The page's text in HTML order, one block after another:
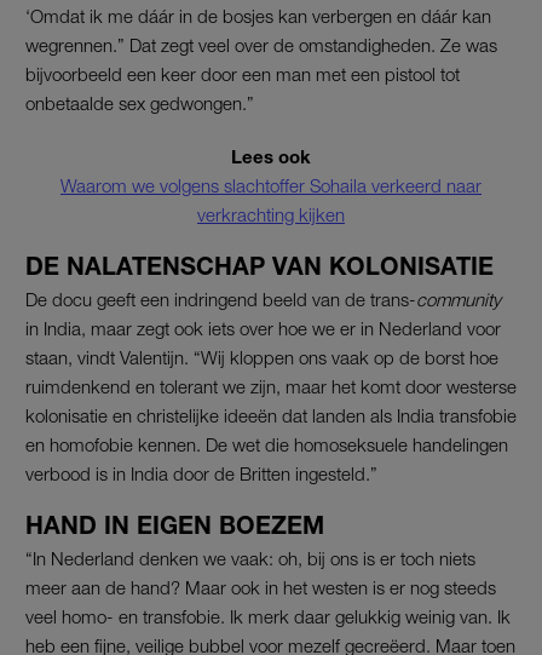
‘Omdat ik me dáár in de bosjes kan verbergen en dáár kan
wegrennen.” Dat zegt veel over de omstandigheden. Ze was
bijvoorbeeld een keer door een man met een pistool tot
onbetaalde sex gedwongen.”
Lees ook
Waarom we volgens slachtoffer Sohaila verkeerd naar
verkrachting kijken
DE NALATENSCHAP VAN KOLONISATIE
De docu geeft een indringend beeld van de trans-community
in India, maar zegt ook iets over hoe we er in Nederland voor
staan, vindt Valentijn. “Wij kloppen ons vaak op de borst hoe
ruimdenkend en tolerant we zijn, maar het komt door westerse
kolonisatie en christelijke ideeën dat landen als India transfobie
en homofobie kennen. De wet die homoseksuele handelingen
verbood is in India door de Britten ingesteld.”
HAND IN EIGEN BOEZEM
“In Nederland denken we vaak: oh, bij ons is er toch niets
meer aan de hand? Maar ook in het westen is er nog steeds
veel homo- en transfobie. Ik merk daar gelukkig weinig van. Ik
heb een fijne, veilige bubbel voor mezelf gecreëerd. Maar toen